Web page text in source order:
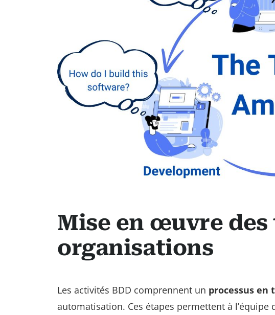
Mise en œuvre des
organisations
Les activités BDD comprennent un processus en
automatisation. Ces étapes permettent à